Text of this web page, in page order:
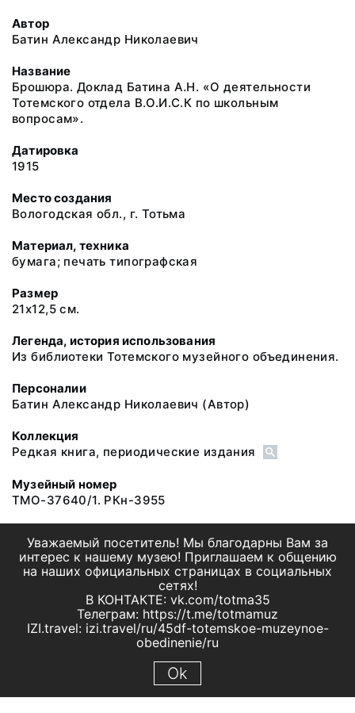
Автор
Батин Александр Николаевич
Название
Брошюра. Доклад Батина А.Н. «О деятельности
Тотемского отдела В.О.И.С.К по школьным
вопросам».
Датировка
1915
Место создания
Вологодская обл., г. Тотьма
Материал, техника
бумага; печать типографская
Размер
21х12,5 см.
Легенда, история использования
Из библиотеки Тотемского музейного объединения.
Персоналии
Батин Александр Николаевич (Автор)
Коллекция
Редкая книга, периодические издания
Музейный номер
ТМО-37640/1. РКн-3955
Уважаемый посетитель! Мы благодарны Вам за
интерес к нашему музею! Приглашаем к общению
на наших официальных страницах в социальных
сетях!
В КОНТАКТЕ: vk.com/totma35
Телеграм: https://t.me/totmamuz
IZI.travel: izi.travel/ru/45df-totemskoe-muzeynoe-
obedinenie/ru
Ok